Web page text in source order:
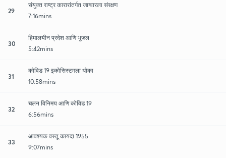
29
संयुक्त राष्ट्र कारारांतर्गत जाग्वारला संरक्षण
7:16mins
30
हिमालयीन प्रदेश आणि भूजल
5:42mins
31
कोविड 19 इकोसिस्टमला धोका
10:58mins
32
चलन विनिमय आणि कोविड 19
6:56mins
33
आवश्यक वस्तू कायदा 1955
9:07mins